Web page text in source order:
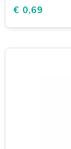
€ 0,69